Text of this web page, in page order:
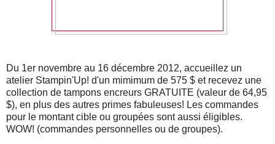
Du 1er novembre au 16 décembre 2012, accueillez un
atelier Stampin'Up! d'un mimimum de 575 $ et recevez une
collection de tampons encreurs GRATUITE (valeur de 64,95
$), en plus des autres primes fabuleuses! Les commandes
pour le montant cible ou groupées sont aussi éligibles.
WOW! (commandes personnelles ou de groupes).